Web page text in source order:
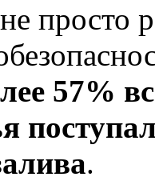
просто
57%
.